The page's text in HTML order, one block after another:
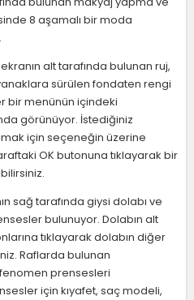
8 aşamalı bir moda
alt tarafında bulunan ruj,
sürülen fondaten rengi
bir menünün içindeki
görünüyor. İstediğiniz
için seçeneğin üzerine
OK butonuna tıklayarak bir
sağ tarafında giysi dolabı ve
bulunuyor. Dolabın alt
tıklayarak dolabın diğer
Raflarda bulunan
prensesleri
için kıyafet, saç modeli,